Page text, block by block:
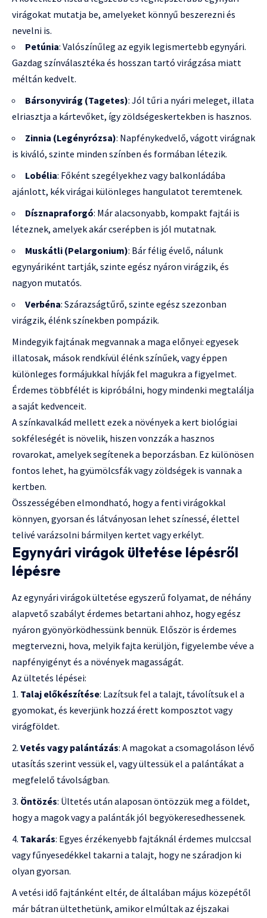
virágokat mutatja be, amelyeket könnyű beszerezni és
nevelni is.
Petúnia: Valószínűleg az egyik legismertebb egynyári.
Gazdag színválasztéka és hosszan tartó virágzása miatt
méltán kedvelt.
Bársonyvirág (Tagetes): Jól tűri a nyári meleget, illata
elriasztja a kártevőket, így zöldségeskertekben is hasznos.
Zinnia (Legényrózsa): Napfénykedvelő, vágott virágnak
is kiváló, szinte minden színben és formában létezik.
Lobélia: Főként szegélyekhez vagy balkonládába
ajánlott, kék virágai különleges hangulatot teremtenek.
Dísznapraforgó: Már alacsonyabb, kompakt fajtái is
léteznek, amelyek akár cserépben is jól mutatnak.
Muskátli (Pelargonium): Bár félig évelő, nálunk
egynyáriként tartják, szinte egész nyáron virágzik, és
nagyon mutatós.
Verbéna: Szárazságtűrő, szinte egész szezonban
virágzik, élénk színekben pompázik.
Mindegyik fajtának megvannak a maga előnyei: egyesek
illatosak, mások rendkívül élénk színűek, vagy éppen
különleges formájukkal hívják fel magukra a figyelmet.
Érdemes többfélét is kipróbálni, hogy mindenki megtalálja
a saját kedvenceit.
A színkavalkád mellett ezek a növények a kert biológiai
sokféleségét is növelik, hiszen vonzzák a hasznos
rovarokat, amelyek segítenek a beporzásban. Ez különösen
fontos lehet, ha gyümölcsfák vagy zöldségek is vannak a
kertben.
Összességében elmondható, hogy a fenti virágokkal
könnyen, gyorsan és látványosan lehet színessé, élettel
telivé varázsolni bármilyen kertet vagy erkélyt.
Egynyári virágok ültetése lépésről
lépésre
Az egynyári virágok ültetése egyszerű folyamat, de néhány
alapvető szabályt érdemes betartani ahhoz, hogy egész
nyáron gyönyörködhessünk bennük. Először is érdemes
megtervezni, hova, melyik fajta kerüljön, figyelembe véve a
napfényigényt és a növények magasságát.
Az ültetés lépései:
Talaj előkészítése: Lazítsuk fel a talajt, távolítsuk el a
gyomokat, és keverjünk hozzá érett komposztot vagy
virágföldet.
Vetés vagy palántázás: A magokat a csomagoláson lévő
utasítás szerint vessük el, vagy ültessük el a palántákat a
megfelelő távolságban.
Öntözés: Ültetés után alaposan öntözzük meg a földet,
hogy a magok vagy a palánták jól begyökeresedhessenek.
Takarás: Egyes érzékenyebb fajtáknál érdemes mulccsal
vagy fűnyesedékkel takarni a talajt, hogy ne száradjon ki
olyan gyorsan.
A vetési idő fajtánként eltér, de általában május közepétől
már bátran ültethetünk, amikor elmúltak az éjszakai